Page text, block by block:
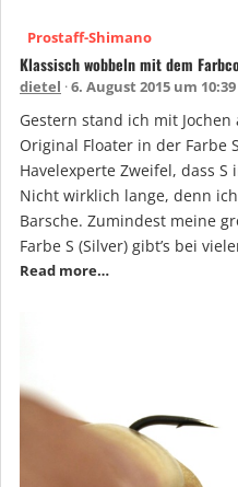
Prostaff-Shimano
Klassisch wobbeln mit dem
dietel 6. August 2015 um 10:39
Gestern stand ich mit
Original Floater in der Farbe
Havelexperte Zweifel, dass
Nicht wirklich lange, denn
Barsche. Zumindest meine
Farbe S (Silver) gibt’s bei
Read more…